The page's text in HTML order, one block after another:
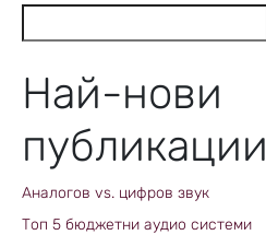
Най-нови
публикации
Аналогов vs. цифров звук
Топ 5 бюджетни аудио системи